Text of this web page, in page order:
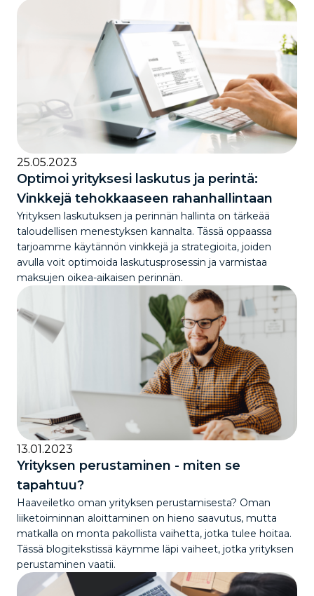
25.05.2023
Optimoi yrityksesi laskutus ja perintä:
Vinkkejä tehokkaaseen rahanhallintaan
Yrityksen laskutuksen ja perinnän hallinta on tärkeää
taloudellisen menestyksen kannalta. Tässä oppaassa
tarjoamme käytännön vinkkejä ja strategioita, joiden
avulla voit optimoida laskutusprosessin ja varmistaa
maksujen oikea-aikaisen perinnän.
13.01.2023
Yrityksen perustaminen - miten se
tapahtuu?
Haaveiletko oman yrityksen perustamisesta? Oman
liiketoiminnan aloittaminen on hieno saavutus, mutta
matkalla on monta pakollista vaihetta, jotka tulee hoitaa.
Tässä blogitekstissä käymme läpi vaiheet, jotka yrityksen
perustaminen vaatii.